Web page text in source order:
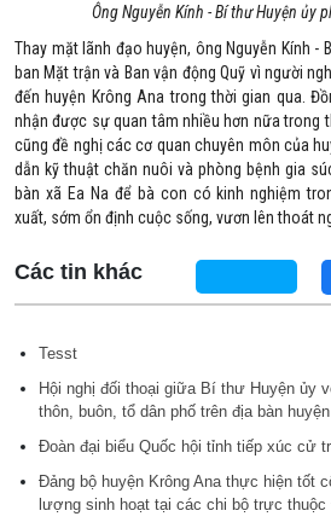
Ông Nguyễn Kính - Bí thư Huyện ủy
Thay mặt lãnh đạo huyện, ông Nguyễn Kính -
ban Mặt trận và Ban vận động Quỹ vì người
đến huyện Krông Ana trong thời gian qua.
nhận được sự quan tâm nhiều hơn nữa trong
cũng đề nghị các cơ quan chuyên môn của
dẫn kỹ thuật chăn nuôi và phòng bệnh gia
bàn xã Ea Na để bà con có kinh nghiệm
xuất, sớm ổn định cuộc sống, vươn lên thoát
Các tin khác
Tesst
Hội nghị đối thoại giữa Bí thư Huyện ủy
thôn, buôn, tổ dân phố trên địa bàn
Đoàn đại biểu Quốc hội tỉnh tiếp xúc cử
Đảng bộ huyện Krông Ana thực hiện tốt
lượng sinh hoạt tại các chi bộ trực